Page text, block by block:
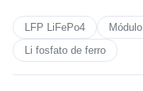
LFP LiFePo4
Li fosfato de ferro